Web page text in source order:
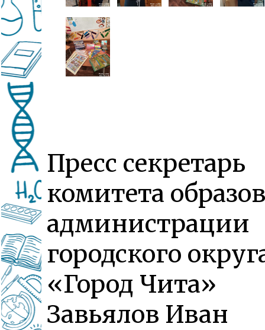
Пресс секретарь
комитета
администрации
городского
«Город Чита»
Завьялов Иван